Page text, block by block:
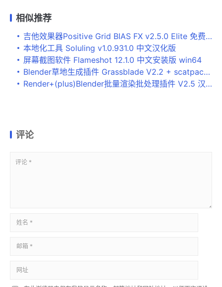
相似推荐
吉他效果器Positive Grid BIAS FX v2.5.0 Elite 免费注册破解版 Win32/64位
本地化工具 Soluling v1.0.931.0 中文汉化版
屏幕截图软件 Flameshot 12.1.0 中文安装版 win64
Blender草地生成插件 Grassblade V2.2 + scatpack for Scatter 5 中文免费版
Render+(plus)Blender批量渲染批处理插件 V2.5 汉化免费版
评论